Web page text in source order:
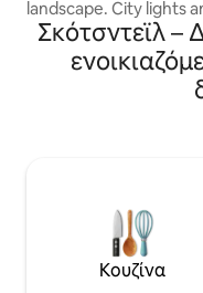
landscape. City lights
Canyon stun beyond
each spacious room
Philippine mahogany,
and handpicked Indian
Queen size bed,
Bedroom 2: King size
bathroom • Bedroom
FEATURES &
Σκότσντεϊλ –
Κουζίνα